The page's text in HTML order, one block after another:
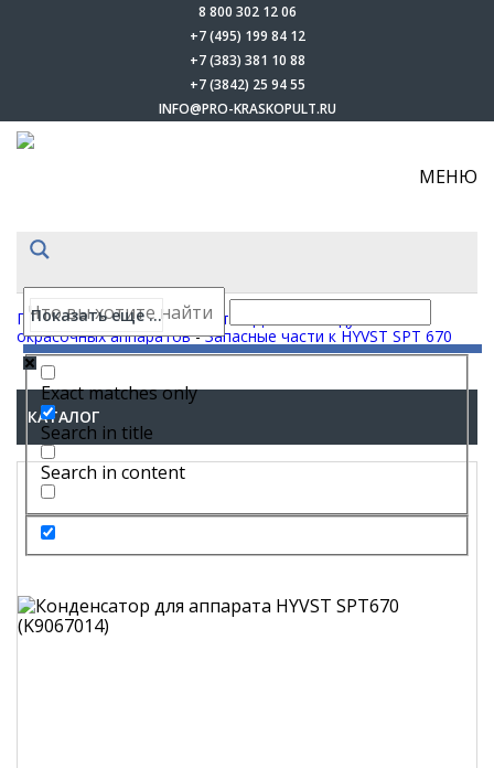
8 800 302 12 06
+7 (495) 199 84 12
+7 (383) 381 10 88
+7 (3842) 25 94 55
INFO@PRO-KRASKOPULT.RU
МЕНЮ
Показать еще ...
Exact matches only
Search in title
Search in content
Главная-Каталог-Запчасти
окрасочных аппаратов-Запасные части к HYVST SPT 670
КАТАЛОГ